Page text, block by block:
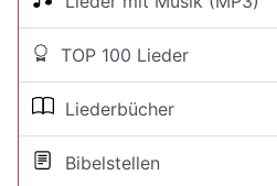
TOP 100 Lieder
Liederbücher
Bibelstellen